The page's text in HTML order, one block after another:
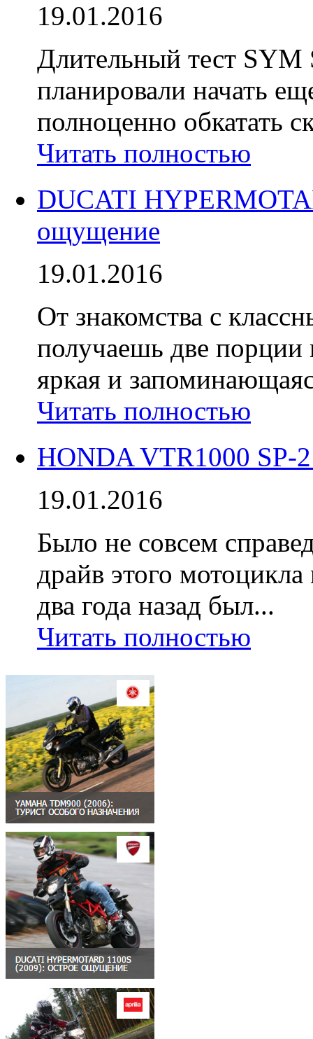
19.01.2016
Длительный тест
планировали начать
полноценно обкатать
Читать полностью
DUCATI
ощущение
19.01.2016
От знакомства с
получаешь две порции
яркая и
Читать полностью
HONDA VTR1000 SP-
19.01.2016
Было не совсем
драйв этого
два года назад был...
Читать полностью